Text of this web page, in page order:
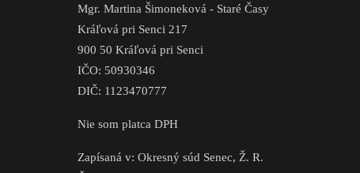
Mgr. Martina Šimoneková - Staré Časy
Kráľová pri Senci 217
900 50 Kráľová pri Senci
IČO: 50930346
DIČ: 1123470777
Nie som platca DPH
Zapísaná v: Okresný súd Senec, Ž. R.